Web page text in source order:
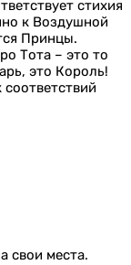
стихия
к Воздушной
Принцы.
Тота – это то
это Король!
свои места.